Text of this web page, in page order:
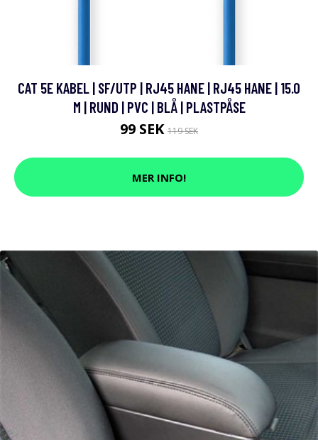
CAT 5E KABEL | SF/UTP | RJ45 HANE | RJ45 HANE | 15.0
M | RUND | PVC | BLÅ | PLASTPÅSE
99 SEK 119 SEK
MER INFO!